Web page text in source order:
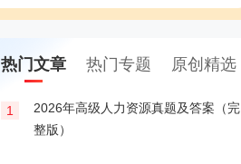
热门文章 热门专题 原创精选
1
2026年高级人力资源真题及答案（完
整版）